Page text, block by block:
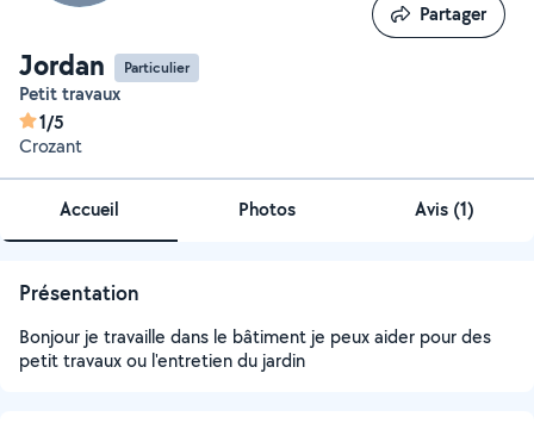
Jordan Particulier
Petit travaux
1/5
Crozant
Partager
Partager
Accueil Photos Avis (1)
Présentation
Bonjour je travaille dans le bâtiment je peux aider pour des
petit travaux ou l'entretien du jardin